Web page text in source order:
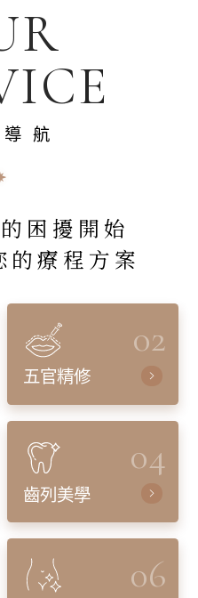
航
困擾開始
的療程方案
02
五官精修
04
齒列美學
06